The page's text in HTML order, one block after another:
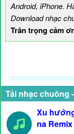
Android, iPhone.
Download nhạc
Trân trọng cảm
Tải nhạc chuông
Xu
na